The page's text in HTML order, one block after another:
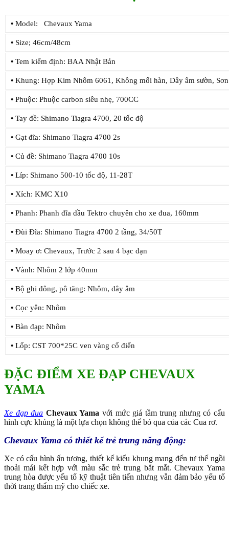
• Model: Chevaux Yama
• Size; 46cm/48cm
• Tem kiểm định: BAA Nhật Bản
• Khung: Hợp Kim Nhôm 6061, Không mối hàn, Dây âm sườn,
• Phuộc: Phuộc carbon siêu nhẹ, 700CC
• Tay đề: Shimano Tiagra 4700, 20 tốc độ
• Gạt đĩa: Shimano Tiagra 4700 2s
• Củ đề: Shimano Tiagra 4700 10s
• Líp: Shimano 500-10 tốc độ, 11-28T
• Xích: KMC X10
• Phanh: Phanh đĩa dầu Tektro chuyên cho xe đua, 160mm
• Đùi Đĩa: Shimano Tiagra 4700 2 tầng, 34/50T
• Moay ơ: Chevaux, Trước 2 sau 4 bạc đạn
• Vành: Nhôm 2 lớp 40mm
• Bộ ghi đông, pô tăng: Nhôm, dây âm
• Cọc yên: Nhôm
• Bàn đạp: Nhôm
• Lốp: CST 700*25C ven vàng cổ điển
ĐẶC ĐIỂM XE ĐẠP CHEVAUX
YAMA
Xe đạp đua Chevaux Yama với mức giá tầm trung nhưng có cấu
hình cực khủng là một lựa chọn không thể bỏ qua của các Cua rơ.
Chevaux Yama có thiết kế trẻ trung năng động:
Xe có cấu hình ấn tương, thiết kế kiểu khung mang đến tư thế ngồi
thoải mái kết hợp với màu sắc trẻ trung bắt mắt. Chevaux Yama
trung hòa được yếu tố kỹ thuật tiên tiến nhưng vẫn đảm bảo yếu tố
thời trang thẩm mỹ cho chiếc xe.